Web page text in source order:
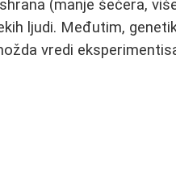
(manje šećera,
ljudi. Međutim,
vredi